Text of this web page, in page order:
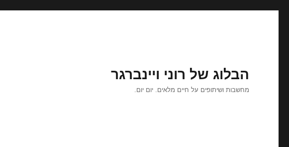
הבלוג של רוני ויינברגר
מחשבות ושיתופים על חיים מלאים. יום יום.